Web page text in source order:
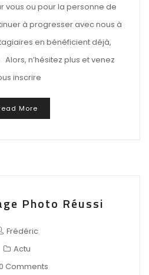
vous ou pour la personne de
à progresser avec nous à
en bénéficient déjà,
n’hésitez plus et venez
inscrire
More
Photo Réussi
Frédéric
Actu
Comments